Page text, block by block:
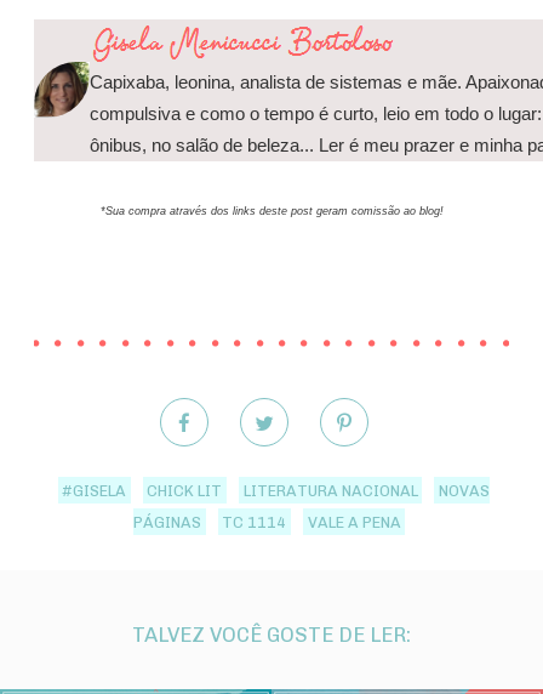
Capixaba, leonina, analista de sistemas e mãe.
compulsiva e como o tempo é curto, leio em todo o
ônibus, no salão de beleza... Ler é meu prazer e minha
*Sua compra através dos links deste post geram comissão ao blog!
#GISELA CHICK LIT LITERATURA NACIONAL
NOVAS
PÁGINAS
TC 1114 VALE A PENA
TALVEZ VOCÊ GOSTE DE LER: